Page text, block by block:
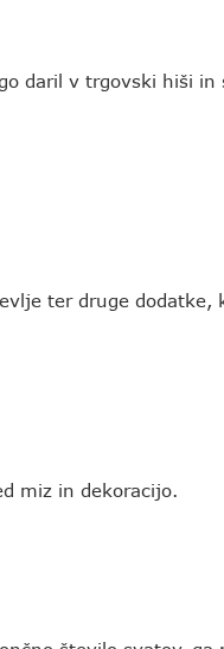
daril v trgovski hiši
ter druge
miz in dekoracijo.